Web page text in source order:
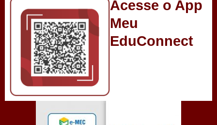
Acesse o App
Meu
EduConnect